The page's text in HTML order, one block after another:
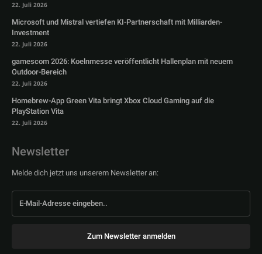
22. Juli 2026
Microsoft und Mistral vertiefen KI-Partnerschaft mit Milliarden-
Investment
22. Juli 2026
gamescom 2026: Koelnmesse veröffentlicht Hallenplan mit neuem
Outdoor-Bereich
22. Juli 2026
Homebrew-App Green Vita bringt Xbox Cloud Gaming auf die
PlayStation Vita
22. Juli 2026
Newsletter
Melde dich jetzt uns unserem Newsletter an:
Zum Newsletter anmelden